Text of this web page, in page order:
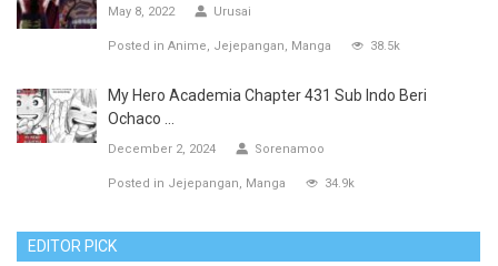
May 8, 2022 Urusai
Posted in Anime Jejepangan Manga 38.5k
My Hero Academia Chapter 431 Sub Indo Beri
Ochaco ...
December 2, 2024 Sorenamoo
Posted in Jejepangan Manga 34.9k
EDITOR PICK